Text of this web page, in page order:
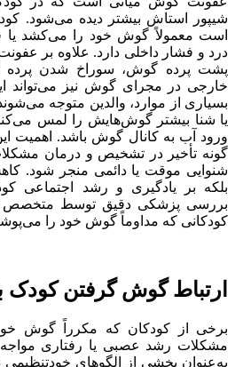
شیپور استاش بیشتر دیده می‌شود.
است معمولاً گوش خود را می‌کشد یا
درد و فشار داخلی دارد. علاوه بر
پشت پرده گوش، سوراخ شدن
خارجی در مجرای گوش نیز می‌تواند
بسیاری از موارد، والدین متوجه
یا شنا بیشتر گوش‌هایش را لمس
ورود آب به کانال گوش باشد. اهمیت
گونه تأخیر در تشخیص و درمان
شنوایی موقت یا دائمی منجر شود.
بلکه بر یادگیری و رشد اجتماعی
بررسی پزشکی دقیق توسط متخصص
کودکانی که مداوماً گوش خود را
ارتباط گوش گرفتن کودک
برخی از کودکان که مکرراً گوش خود
مشکلات رشد عصبی یا رفتاری مواجه
به‌عنوان بخشی از الگوهای